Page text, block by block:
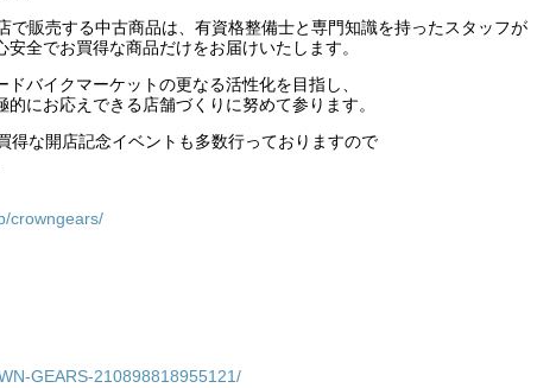
で販売する中古商品は、有資格整備士と専門知識を持ったスタッフが
全でお買得な商品だけをお届けいたします。
バイクマーケットの更なる活性化を目指し、
にお応えできる店舗づくりに努めて参ります。
得な開店記念イベントも多数行っておりますので
crowngears/
GEARS-210898818955121/